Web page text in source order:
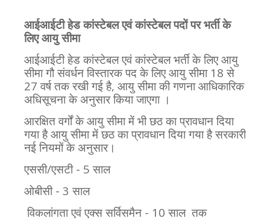
आईआईटी हेड कांस्टेबल एवं कांस्टेबल पदों पर भर्ती के
लिए आयु सीमा
आईआईटी हेड कांस्टेबल एवं कांस्टेबल भर्ती के लिए आयु
सीमा गौ संवर्धन विस्तारक पद के लिए आयु सीमा 18 से
27 वर्ष तक रखी गई है, आयु सीमा की गणना आधिकारिक
अधिसूचना के अनुसार किया जाएगा ।
आरक्षित वर्गों के आयु सीमा में भी छठ का प्रावधान दिया
गया है आयु सीमा में छठ का प्रावधान दिया गया है सरकारी
नई नियमों के अनुसार।
एससी/एसटी - 5 साल
ओबीसी - 3 साल
विकलांगता एवं एक्स सर्विसमैन - 10 साल तक